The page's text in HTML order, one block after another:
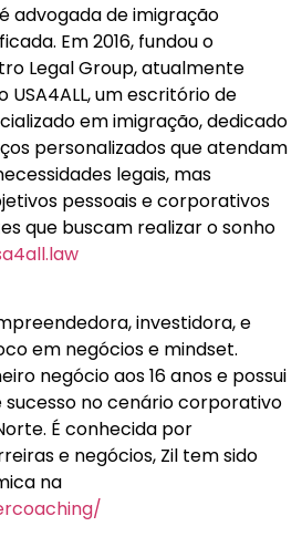
é advogada de imigração
Em 2016, fundou o
Legal Group, atualmente
um escritório de
em imigração, dedicado
personalizados que atendam
legais, mas
pessoais e corporativos
que buscam realizar o sonho
investidora, e
em negócios e mindset.
negócio aos 16 anos e possui
no cenário corporativo
É conhecida por
e negócios, Zil tem sido
na